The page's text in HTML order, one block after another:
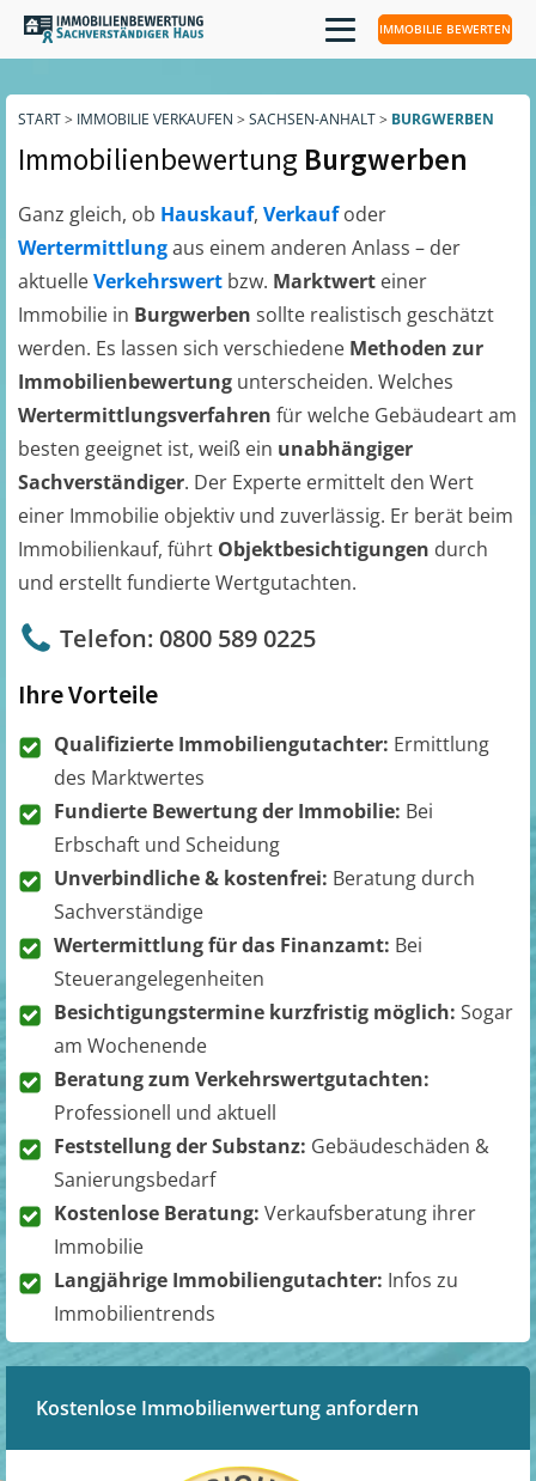
IMMOBILIE BEWERTEN
START> IMMOBILIE VERKAUFEN > SACHSEN-ANHALT> BURGWERBEN
Immobilienbewertung Burgwerben
Ganz gleich, ob Hauskauf, Verkaufoder
Wertermittlungaus einem anderen Anlass – der
aktuelleVerkehrswert bzw. Marktwert einer
Immobilie in Burgwerben sollte realistisch geschätzt
werden. Es lassen sich verschiedene Methoden zur
Immobilienbewertung unterscheiden. Welches
Wertermittlungsverfahren für welche Gebäudeart am
besten geeignet ist, weiß ein unabhängiger
Sachverständiger. Der Experte ermittelt den Wert
einer Immobilie objektiv und zuverlässig. Er berät beim
Immobilienkauf, führt Objektbesichtigungen durch
und erstellt fundierte Wertgutachten.
Telefon: 0800 589 0225
Ihre Vorteile
Qualifizierte Immobiliengutachter: Ermittlung
des Marktwertes
Fundierte Bewertung der Immobilie: Bei
Erbschaft und Scheidung
Unverbindliche & kostenfrei: Beratung durch
Sachverständige
Wertermittlung für das Finanzamt: Bei
Steuerangelegenheiten
Besichtigungstermine kurzfristig möglich: Sogar
am Wochenende
Beratung zum Verkehrswertgutachten:
Professionell und aktuell
Feststellung der Substanz: Gebäudeschäden &
Sanierungsbedarf
Kostenlose Beratung: Verkaufsberatung ihrer
Immobilie
Langjährige Immobiliengutachter: Infos zu
Immobilientrends
Kostenlose Immobilienwertung anfordern